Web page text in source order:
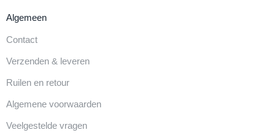
Algemeen
Contact
Verzenden & leveren
Ruilen en retour
Algemene voorwaarden
Veelgestelde vragen